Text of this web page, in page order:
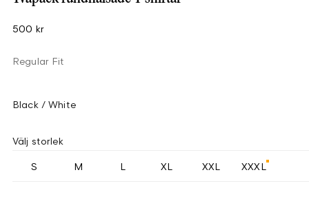
500 kr
Regular Fit
Black / White
Välj storlek
S M L XL XXL XXXL